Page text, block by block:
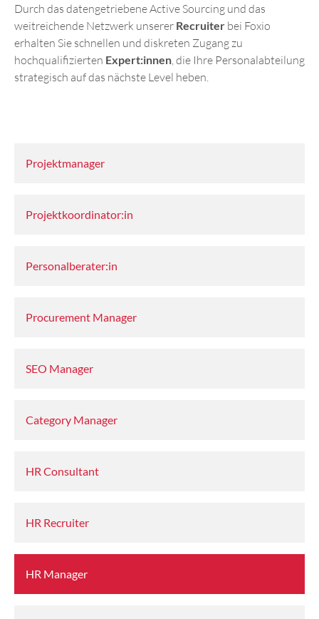
Durch das datengetriebene Active Sourcing und das
weitreichende Netzwerk unserer Recruiter bei Foxio
erhalten Sie schnellen und diskreten Zugang zu
hochqualifizierten Expert:innen , die Ihre Personalabteilung
strategisch auf das nächste Level heben.
Projektmanager
Projektkoordinator:in
Personalberater:in
Procurement Manager
SEO Manager
Category Manager
HR Consultant
HR Recruiter
HR Manager